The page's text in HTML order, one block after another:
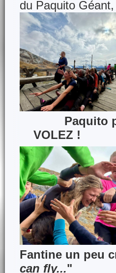
du Paquito Géant,
VOLEZ !
Fantine un
can fly..."